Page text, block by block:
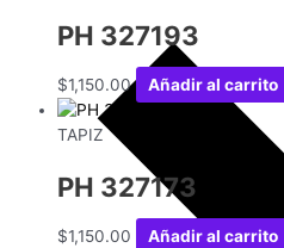
PH 327193
$1,150.00 Añadir al carrito
TAPIZ
PH 327173
$1,150.00 Añadir al carrito